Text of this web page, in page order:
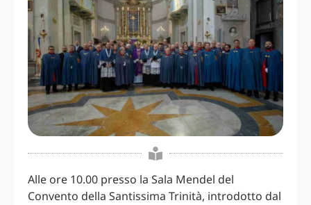
Alle ore 10.00 presso la Sala Mendel del
Convento della Santissima Trinità, introdotto dal